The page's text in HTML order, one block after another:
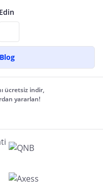
ücretsiz indir,
yararlan!